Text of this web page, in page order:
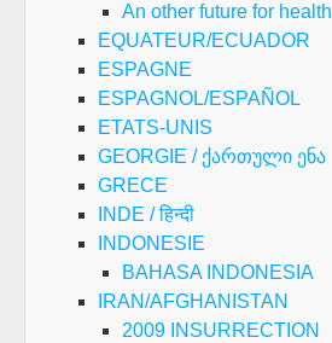
An other future for health
EQUATEUR/ECUADOR
ESPAGNE
ESPAGNOL/ESPAÑOL
ETATS-UNIS
GEORGIE / ქართული ენა
GRECE
INDE / हिन्दी
INDONESIE
BAHASA INDONESIA
IRAN/AFGHANISTAN
2009 INSURRECTION